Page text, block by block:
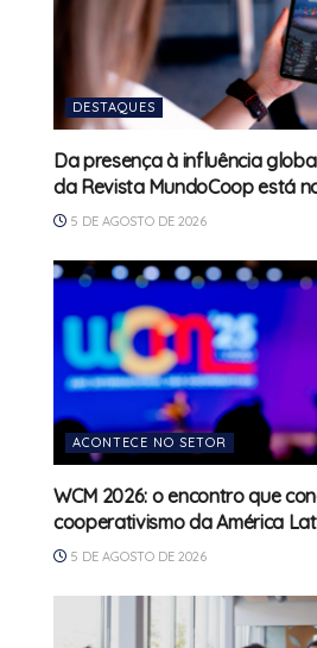
DESTAQUES
Da presença à influência
da Revista MundoCoop está
5 DE AGOSTO DE 2026
ACONTECE NO SETOR
WCM 2026: o encontro que
cooperativismo da América
5 DE AGOSTO DE 2026